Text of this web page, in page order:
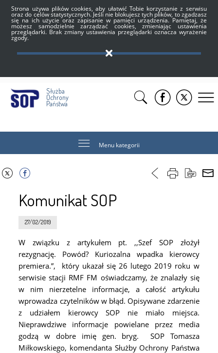
Strona używa plików cookies, aby ułatwić Tobie korzystanie z serwisu
oraz do celów statystycznych. Jeśli nie blokujesz tych plików, to zgadzasz
się na ich użycie oraz zapisanie w pamięci urządzenia. Pamiętaj, że
możesz samodzielnie zarządzać cookies, zmieniając ustawienia
przeglądarki. Brak zmiany ustawienia przeglądarki oznacza wyrażenie
zgody.
Służba
Ochrony
Państwa
Menu kategorii
Komunikat SOP
27/02/2019
W związku z artykułem pt. ,,Szef SOP złożył
rezygnację. Powód? Kuriozalna wpadka kierowcy
premiera.”, który ukazał się 26 lutego 2019 roku w
serwisie stacji RMF FM oświadczamy, że znalazły się
w nim nierzetelne informacje, a całość artykułu
wprowadza czytelników w błąd. Opisywane zdarzenie
z udziałem kierowcy SOP nie miało miejsca.
Nieprawdziwe informacje powielane przez media
godzą w dobre imię gen. bryg. SOP Tomasza
Miłkowskiego, komendanta Służby Ochrony Państwa